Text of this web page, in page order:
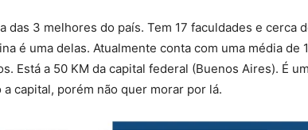
das 3 melhores do país. Tem 17 faculdades e cerca
é uma delas. Atualmente conta com uma média de
Está a 50 KM da capital federal (Buenos Aires). É
capital, porém não quer morar por lá.